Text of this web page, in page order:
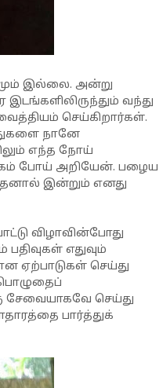
இல்லை. அன்று
வந்து
செய்கிறார்கள்.
நானே
எந்த நோய்
போய் அறியேன். பழைய
இன்றும் எனது
விழாவின்போது
எதுவும்
ஏற்பாடுகள் செய்து
சேவையாகவே செய்து
பார்த்துக்